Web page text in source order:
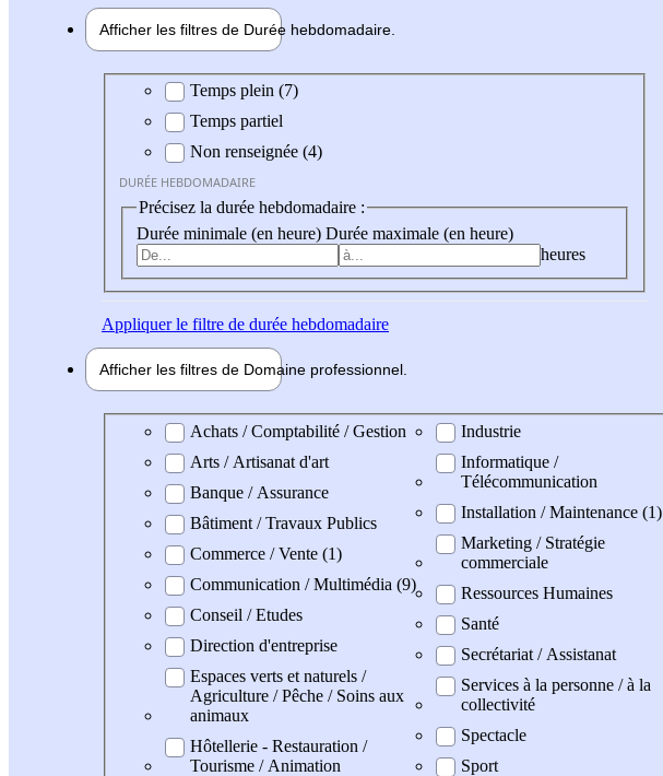
Afficher les filtres de Durée hebdomadaire
Durée hebdomadaire
Temps plein (7)
Temps partiel
Non renseignée (4)
DURÉE HEBDOMADAIRE
Précisez la durée hebdomadaire :
Durée minimale (en heure) Durée maximale (en heure)
heures
Appliquerle filtre de durée hebdomadaire
Afficher les filtres de Domaine professionnel
Domaine professionel
Achats / Comptabilité / Gestion
Arts / Artisanat d'art
Banque / Assurance
Bâtiment / Travaux Publics
Commerce / Vente (1)
Communication / Multimédia (9)
Conseil / Etudes
Direction d'entreprise
Espaces verts et naturels /
Agriculture / Pêche / Soins aux
animaux
Hôtellerie - Restauration /
Tourisme / Animation
Industrie
Informatique /
Télécommunication
Installation / Maintenance (1)
Marketing / Stratégie
commerciale
Ressources Humaines
Santé
Secrétariat / Assistanat
Services à la personne / à la
collectivité
Spectacle
Sport